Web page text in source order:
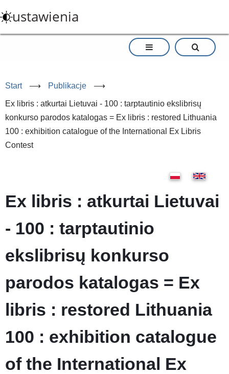
do
treści
ustawienia
Start ⟶ Publikacje ⟶
Ex libris : atkurtai Lietuvai - 100 : tarptautinio ekslibrisų
konkurso parodos katalogas = Ex libris : restored Lithuania
100 : exhibition catalogue of the International Ex Libris
Contest
Ex libris : atkurtai Lietuvai
- 100 : tarptautinio
ekslibrisų konkurso
parodos katalogas = Ex
libris : restored Lithuania
100 : exhibition catalogue
of the International Ex